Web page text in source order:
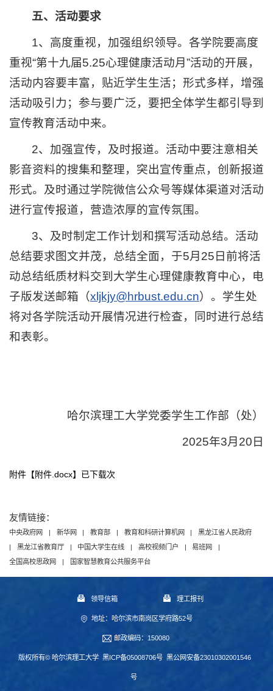
五、活动要求
1、高度重视，加强组织领导。各学院要高度
重视“第十九届5.25心理健康活动月”活动的开展，
活动内容要丰富，贴近学生生活；形式多样，增强
活动吸引力；参与要广泛，要把全体学生都引导到
宣传教育活动中来。
2、加强宣传，及时报道。活动中要注意相关
影音资料的搜集和整理，突出宣传重点，创新报道
形式。及时通过学院微信公众号等媒体渠道对活动
进行宣传报道，营造浓厚的宣传氛围。
3、及时制定工作计划和撰写活动总结。活动
总结要求图文并茂，总结全面，于5月25日前将活
动总结纸质材料交到大学生心理健康教育中心，电
子版发送邮箱（xljkjy@hrbust.edu.cn）。学生处
将对各学院活动开展情况进行检查，同时进行总结
和表彰。
哈尔滨理工大学党委学生工作部（处）
2025年3月20日
附件【附件.docx】已下载次
友情链接：
中央政府网 新华网 教育部 教育和科研计算机网
黑龙江省人民政府
黑龙江省教育厅 中国大学生在线 高校视频门户 易班网
全国高校思政网
国家智慧教育公共服务平台
领导信箱 理工报刊
地址：哈尔滨市南岗区学府路52号
邮政编码：150080
版权所有© 哈尔滨理工大学 黑ICP备05008706号 黑公网安备23010302001546
号